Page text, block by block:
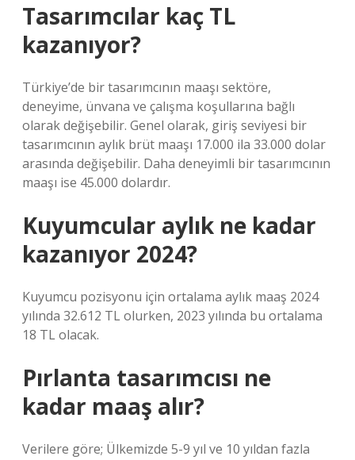
Tasarımcılar kaç TL
kazanıyor?
Türkiye’de bir tasarımcının maaşı sektöre,
deneyime, ünvana ve çalışma koşullarına bağlı
olarak değişebilir. Genel olarak, giriş seviyesi bir
tasarımcının aylık brüt maaşı 17.000 ila 33.000 dolar
arasında değişebilir. Daha deneyimli bir tasarımcının
maaşı ise 45.000 dolardır.
Kuyumcular aylık ne kadar
kazanıyor 2024?
Kuyumcu pozisyonu için ortalama aylık maaş 2024
yılında 32.612 TL olurken, 2023 yılında bu ortalama
18 TL olacak.
Pırlanta tasarımcısı ne
kadar maaş alır?
Verilere göre; Ülkemizde 5-9 yıl ve 10 yıldan fazla